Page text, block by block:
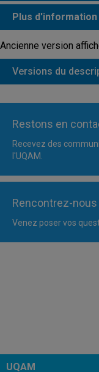
Plus d'information
Ancienne version
Versions du
Restons en
Recevez des
l'UQAM.
Rencontrez-nous
Venez poser vos
UQAM